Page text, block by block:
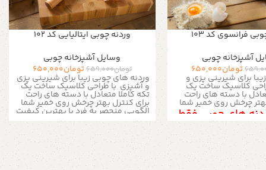
فرانسوی کد 103
آشپزخانه چوبی
تومان650,000
برای شیرینی پزی و
کلاسیک ساخت یک
با دسته های راحت
چرخش روی خمیر شما
های چوبی فقط
و پس کرایه
میباشد
محصول درب منزل
وردنه چوبی ایتالیایی کد 102
وسایل آشپزخانه چوبی
تومان659,000تومان650,000
وردنه های چوبی زیبا برای شیرینی پزی
و آشپزی باطراحی کلاسیک ساخت یک
تکه کاملا متعادل با دسته های راحت
برای کنترل بهتر چرخش روی خمیر شما
الگویی منحصر به فرد با بهترین کیفیت
چوب برای قالب بهتر خمیر های شما این
وردنه علاوه بر کاربرد در آشپزی
جایگاهی زیبا در آشپزخانه شما پیدا
خواهد کردبا پیشرفت تکنولوژی، تنوع
در ابزار شیرینی پزی هر روز بیشتر می
شه. داشتن خیلی از این وسیله ها برای